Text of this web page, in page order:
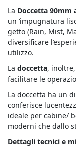
La Doccetta 90mm
un ‘impugnatura
getto (Rain, Mist,
diversificare
utilizzo.
La doccetta,
facilitare le
La doccetta ha un
conferisce
ideale per cabine/
moderni che dallo
Dettagli tecnici e